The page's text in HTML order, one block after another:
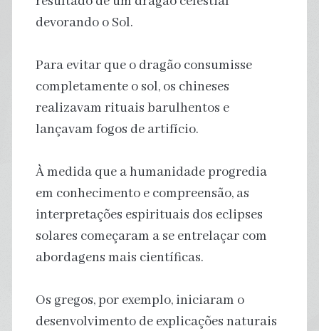
devorando o Sol.
Para evitar que o dragão consumisse
completamente o sol, os chineses
realizavam rituais barulhentos e
lançavam fogos de artifício.
À medida que a humanidade progredia
em conhecimento e compreensão, as
interpretações espirituais dos eclipses
solares começaram a se entrelaçar com
abordagens mais científicas.
Os gregos, por exemplo, iniciaram o
desenvolvimento de explicações naturais